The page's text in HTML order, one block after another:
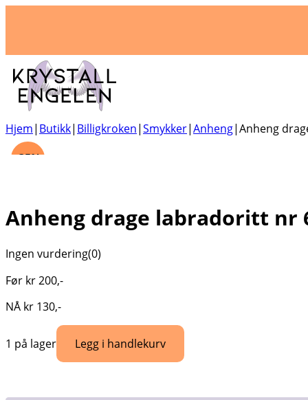
Hjem| Butikk| Billigkroken|Smykker|Anheng|Anheng
Anheng drage labradoritt nr
Ingen vurdering(0)
Før kr200,-
NÅ kr 130,-
1 på lager Legg i handlekurv
-35%